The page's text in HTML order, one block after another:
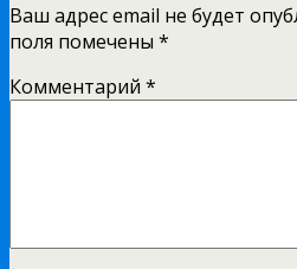
Ваш адрес email не будет
поля помечены *
Комментарий *